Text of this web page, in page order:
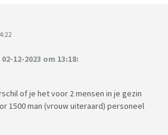
12-2023 om 13:18:
of je het voor 2 mensen in je gezin
1500 man (vrouw uiteraard) personeel